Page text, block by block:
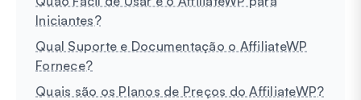
Iniciantes?
Qual Suporte e Documentação o AffiliateWP
Fornece?
Quais são os Planos de Preços do AffiliateWP?